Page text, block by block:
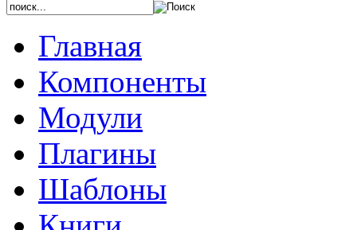
Главная
Компоненты
Модули
Плагины
Шаблоны